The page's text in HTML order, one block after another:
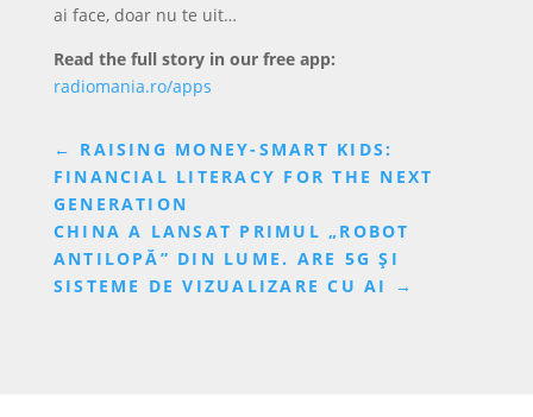
ai face, doar nu te uit…
Read the full story in our free app:
radiomania.ro/apps
← RAISING MONEY-SMART KIDS:
FINANCIAL LITERACY FOR THE NEXT
GENERATION
CHINA A LANSAT PRIMUL „ROBOT
ANTILOPĂ” DIN LUME. ARE 5G ȘI
SISTEME DE VIZUALIZARE CU AI
→